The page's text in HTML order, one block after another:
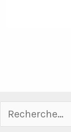
Rechercher :